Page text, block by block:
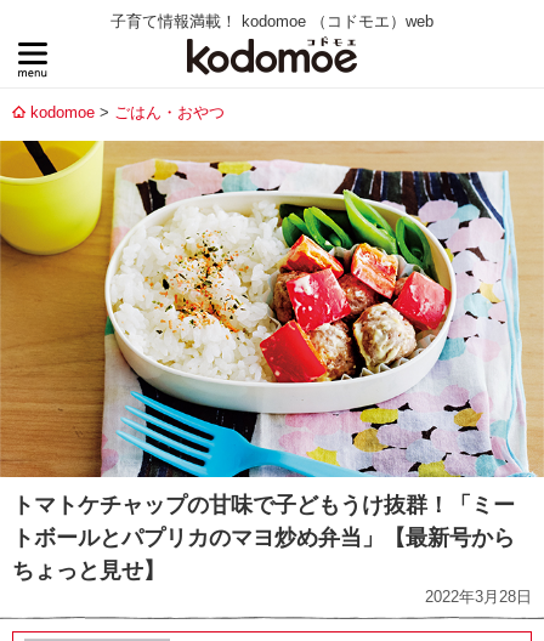
子育て情報満載！ kodomoe （コドモエ）web
kodomoe ごはん・おやつ
トマトケチャップの甘味で子どもうけ抜群！「ミー
トボールとパプリカのマヨ炒め弁当」【最新号から
ちょっと見せ】
2022年3月28日